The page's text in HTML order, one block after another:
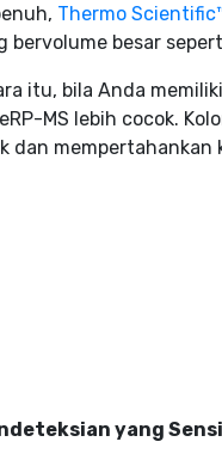
Thermo
bervolume besar
itu, bila Anda
MS lebih cocok.
dan mempertahankan
yang